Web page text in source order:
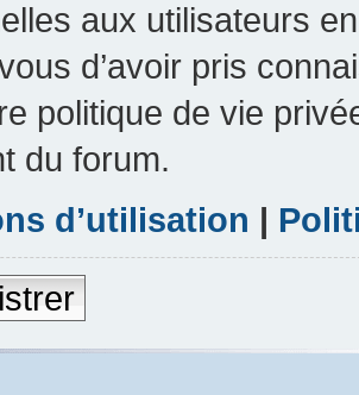
aux utilisateurs
d’avoir pris
politique de vie
du forum.
d’utilisation |